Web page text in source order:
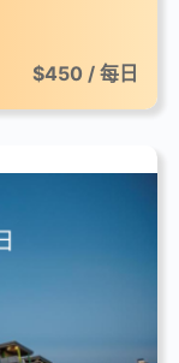
$450 / 每日